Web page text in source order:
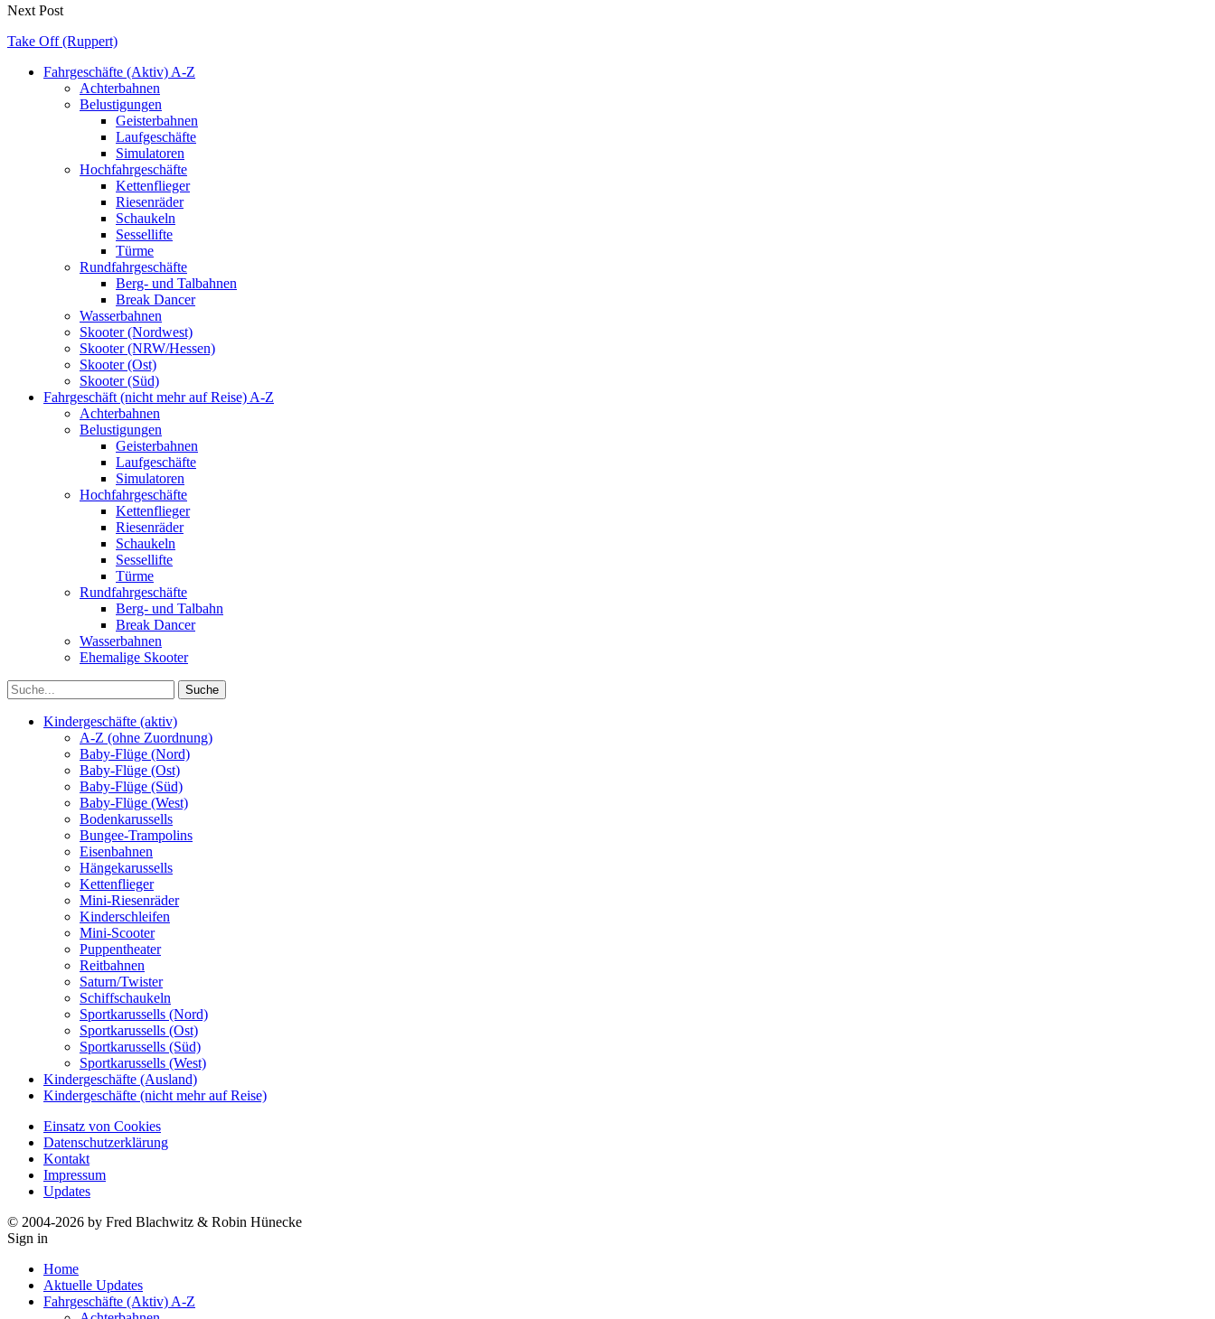
Next Post
Take Off (Ruppert)
Fahrgeschäfte (Aktiv) A-Z
Achterbahnen
Belustigungen
Geisterbahnen
Laufgeschäfte
Simulatoren
Hochfahrgeschäfte
Kettenflieger
Riesenräder
Schaukeln
Sessellifte
Türme
Rundfahrgeschäfte
Berg- und Talbahnen
Break Dancer
Wasserbahnen
Skooter (Nordwest)
Skooter (NRW/Hessen)
Skooter (Ost)
Skooter (Süd)
Fahrgeschäft (nicht mehr auf Reise) A-Z
Achterbahnen
Belustigungen
Geisterbahnen
Laufgeschäfte
Simulatoren
Hochfahrgeschäfte
Kettenflieger
Riesenräder
Schaukeln
Sessellifte
Türme
Rundfahrgeschäfte
Berg- und Talbahn
Break Dancer
Wasserbahnen
Ehemalige Skooter
Kindergeschäfte (aktiv)
A-Z (ohne Zuordnung)
Baby-Flüge (Nord)
Baby-Flüge (Ost)
Baby-Flüge (Süd)
Baby-Flüge (West)
Bodenkarussells
Bungee-Trampolins
Eisenbahnen
Hängekarussells
Kettenflieger
Mini-Riesenräder
Kinderschleifen
Mini-Scooter
Puppentheater
Reitbahnen
Saturn/Twister
Schiffschaukeln
Sportkarussells (Nord)
Sportkarussells (Ost)
Sportkarussells (Süd)
Sportkarussells (West)
Kindergeschäfte (Ausland)
Kindergeschäfte (nicht mehr auf Reise)
Einsatz von Cookies
Datenschutzerklärung
Kontakt
Impressum
Updates
© 2004-2026 by Fred Blachwitz & Robin Hünecke
Sign in
Home
Aktuelle Updates
Fahrgeschäfte (Aktiv) A-Z